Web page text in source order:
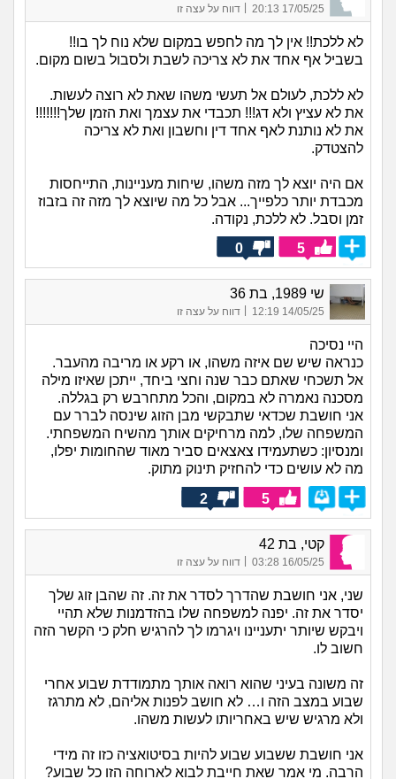
17/05/25 20:13 דווח על עצה זו
לא ללכת!! אין לך מה לחפש במקום שלא נוח לך בו!!
בשביל אף אחד את לא צריכה לשבת ולסבול בשום מקום.
לא ללכת, לעולם אל תעשי משהו שאת לא רוצה לעשות.
את לא עציץ ולא דג!!! תכבדי את עצמך ואת הזמן שלך!!!!!!!
את לא נותנת לאף אחד דין וחשבון ואת לא צריכה
להצטדק.
אם היה יוצא לך מזה משהו, שיחות מעניינות, התייחסות
מכבדת יותר כלפייך... אבל כל מה שיוצא לך מזה זה בזבוז
זמן וסבל. לא ללכת, נקודה.
5
0
שי 1989, בת 36
14/05/25 12:19 דווח על עצה זו
היי נסיכה
כנראה שיש שם איזה משהו, או רקע או מריבה מהעבר.
אל תשכחי שאתם כבר שנה וחצי ביחד, ייתכן שאיזו מילה
מסכנה נאמרה לא במקום, והכל מתחרבש רק בגללה.
אני חושבת שכדאי שתבקשי מבן הזוג שינסה לברר עם
המשפחה שלו, למה מרחיקים אותך מהשיח המשפחתי.
ומנסיון: כשתעמידו צאצאים סביר מאוד שהחומות יפלו,
מה לא עושים כדי להחזיק תינוק מתוק.
5
2
קטי, בת 42
16/05/25 03:28
| דווח על עצה זו
שני, אני חושבת שהדרך לסדר את זה. זה שהבן זוג שלך
יסדר את זה. יפנה למשפחה שלו בהזדמנות שלא תהיי
ויבקש שיותר יתעניינו ויגרמו לך להרגיש חלק כי הקשר הזה
חשוב לו.
זה משונה בעיני שהוא רואה אותך מתמודדת שבוע אחרי
שבוע במצב הזה ו… לא חושב לפנות אליהם, לא מתרגז
ולא מרגיש שיש באחריותו לעשות משהו.
אני חושבת ששבוע שבוע להיות בסיטואציה כזו זה מידי
הרבה. מי אמר שאת חייבת לבוא לארוחה הזו כל שבוע?